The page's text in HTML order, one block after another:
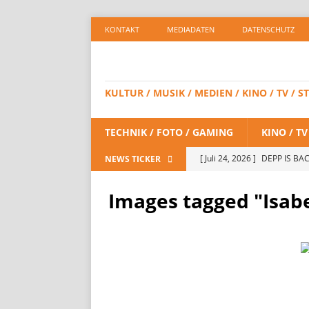
KONTAKT MEDIADATEN DATENSCHUTZ
KULTUR / MUSIK / MEDIEN / KINO / TV /
TECHNIK / FOTO / GAMING KINO /
NEWS TICKER [ Juli 24, 2026 ] DEPP IS
[ Juli 23, 2026 ]
SPIDER-
KAULITZ &
Images tagged